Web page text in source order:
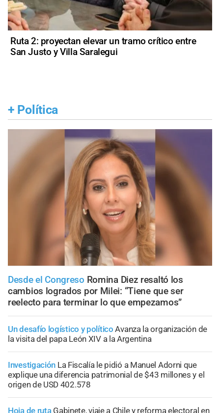
Ruta 2: proyectan elevar un tramo crítico entre
San Justo y Villa Saralegui
+ Política
Desde el Congreso Romina Diez resaltó los
cambios logrados por Milei: “Tiene que ser
reelecto para terminar lo que empezamos”
Un desafío logístico y político Avanza la organización de
la visita del papa León XIV a la Argentina
Investigación La Fiscalía le pidió a Manuel Adorni que
explique una diferencia patrimonial de $43 millones y el
origen de USD 402.578
Hoja de ruta Gabinete, viaje a Chile y reforma electoral en